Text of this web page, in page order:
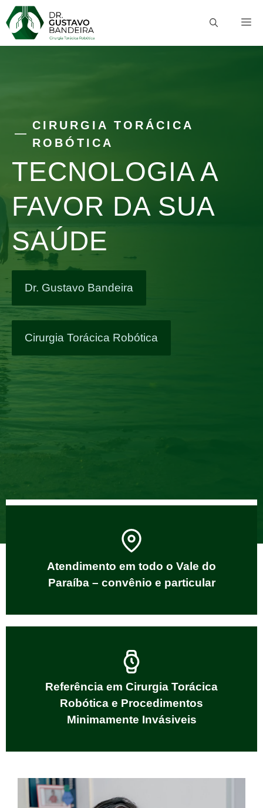
Pular
para
CIRURGIA TORÁCICA
ROBÓTICA
TECNOLOGIA A
FAVOR DA SUA
SAÚDE
Dr. Gustavo Bandeira
Cirurgia Torácica Robótica
Atendimento em todo o Vale do
Paraíba – convênio e particular
Referência em Cirurgia Torácica
Robótica e Procedimentos
Minimamente Invásiveis